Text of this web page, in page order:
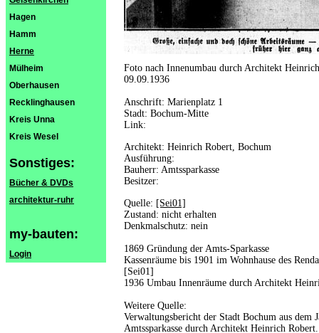
Hagen
Hamm
Herne
Mülheim
Oberhausen
Recklinghausen
Kreis Unna
Kreis Wesel
Sonstiges:
Bücher & DVDs
architektur-ruhr
my-bauten:
Login
Foto nach Innenumbau durch Architekt
09.09.1936
Anschrift: Marienplatz 1
Stadt: Bochum-Mitte
Link:
Architekt: Heinrich Robert, Bochum
Ausführung:
Bauherr: Amtssparkasse
Besitzer:
Quelle: [Sei01]
Zustand: nicht erhalten
Denkmalschutz: nein
1869 Gründung der Amts-Sparkasse
Kassenräume bis 1901 im Wohnhause des
[Sei01]
1936 Umbau Innenräume durch Architekt
Weitere Quelle:
Verwaltungsbericht der Stadt Bochum aus dem
Amtssparkasse durch Architekt Heinrich Robert.